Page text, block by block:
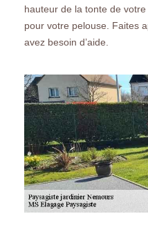
hauteur de la tonte de
pour votre pelouse. Faites
avez besoin d’aide.